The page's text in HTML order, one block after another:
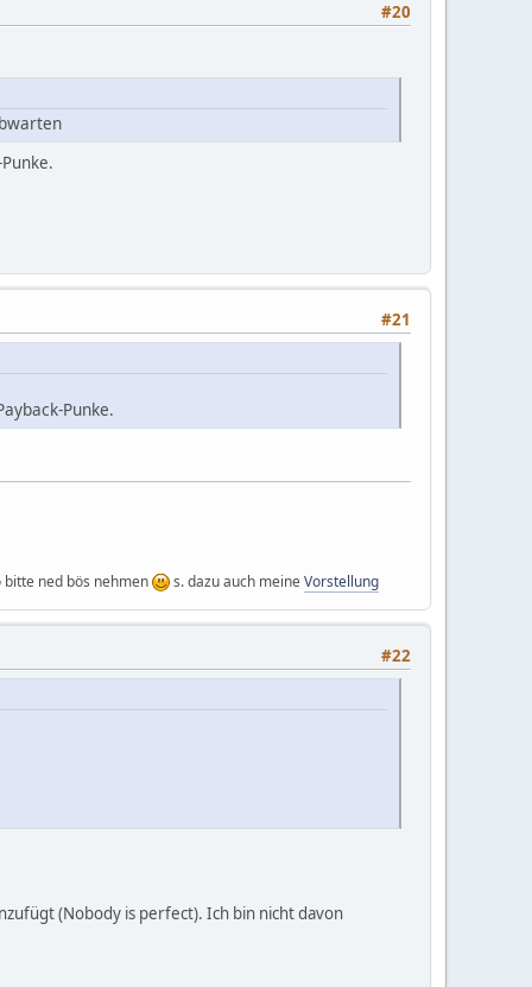
#20
#21
Punke.
bitte ned bös nehmen s. dazu auch meine Vorstellung
#22
(Nobody is perfect). Ich bin nicht davon